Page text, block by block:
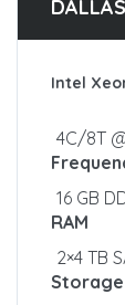
Intel
4C/8T
16 GB
RAM
2×4 TB
Storage